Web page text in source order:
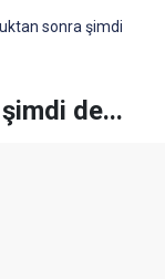
sonra şimdi
de...